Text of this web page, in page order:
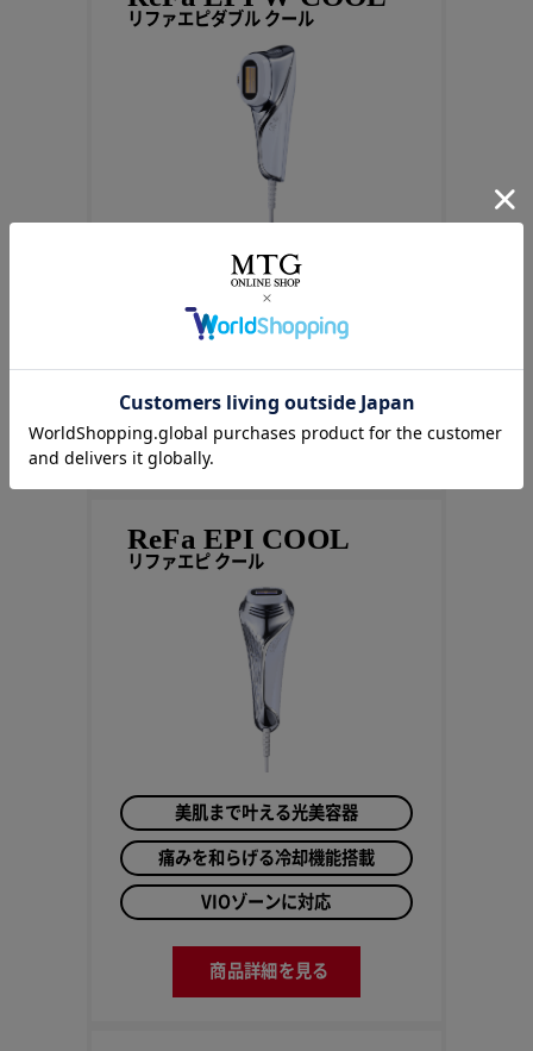
リファエピダブル クール
ハイパワー×美肌冷却
エイジングケア まで叶える
商品詳細を見る
ReFa EPI COOL
リファエピ クール
美肌まで叶える光美容器
痛みを和らげる冷却機能搭載
VIOゾーンに対応
商品詳細を見る